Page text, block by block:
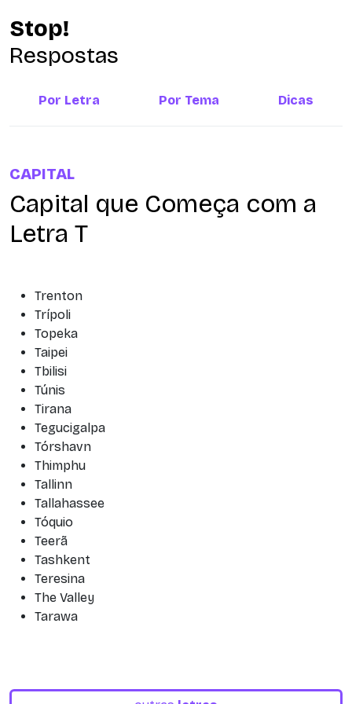
Stop!
Respostas
Por Letra Por Tema Dicas
CAPITAL
Capital que Começa com a
Letra T
Trenton
Trípoli
Topeka
Taipei
Tbilisi
Túnis
Tirana
Tegucigalpa
Tórshavn
Thimphu
Tallinn
Tallahassee
Tóquio
Teerã
Tashkent
Teresina
The Valley
Tarawa